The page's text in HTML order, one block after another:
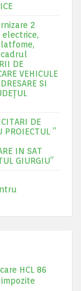
2
DE
VEHICULE
SI
DE
PROIECTUL ”
IN SAT
GIURGIU”
HCL 86